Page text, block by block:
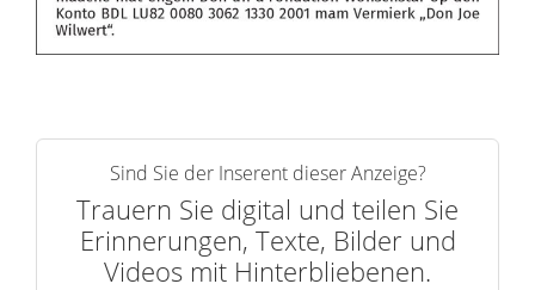
Sind Sie der Inserent dieser Anzeige?
Trauern Sie digital und teilen Sie
Erinnerungen, Texte, Bilder und
Videos mit Hinterbliebenen.